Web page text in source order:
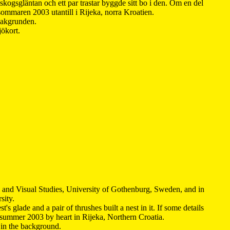
och ett par trastar byggde sitt bo i den. Om en del
2003 utantill i Rijeka, norra Kroatien.
Visual Studies, University of Gothenburg, Sweden, and in
glade and a pair of thrushes built a nest in it. If some details
2003 by heart in Rijeka, Northern Croatia.
the background.